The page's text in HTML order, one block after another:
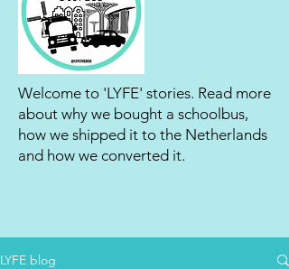
Welcome to 'LYFE' stories. Read more
about why we bought a schoolbus,
how we shipped it to the Netherlands
and how we converted it.
LYFE blog